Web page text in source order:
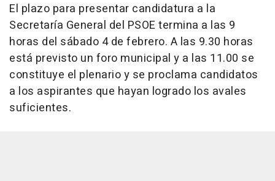
El plazo para presentar candidatura a la
Secretaría General del PSOE termina a las 9
horas del sábado 4 de febrero. A las 9.30 horas
está previsto un foro municipal y a las 11.00 se
constituye el plenario y se proclama candidatos
a los aspirantes que hayan logrado los avales
suficientes.